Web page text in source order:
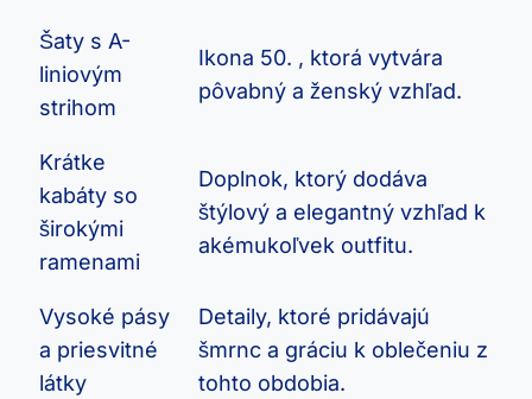
Šaty s A-
liniovým
strihom
Ikona 50. , ktorá vytvára
pôvabný a ženský vzhľad.
Krátke
kabáty so
širokými
ramenami
Doplnok, ktorý dodáva
štýlový a elegantný vzhľad k
akémukoľvek outfitu.
Vysoké pásy
a priesvitné
látky
Detaily, ktoré pridávajú
šmrnc a gráciu k oblečeniu z
tohto obdobia.